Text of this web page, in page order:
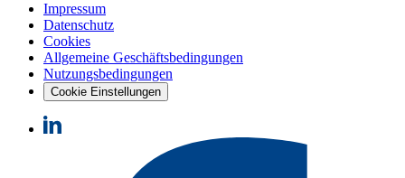
Impressum
Datenschutz
Cookies
Allgemeine Geschäftsbedingungen
Nutzungsbedingungen
Cookie Einstellungen